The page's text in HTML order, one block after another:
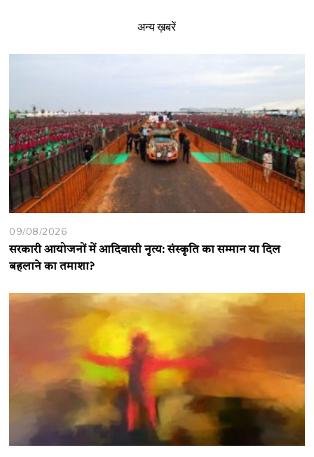
अन्य ख़बरें
09/08/2026
सरकारी आयोजनों में आदिवासी नृत्य: संस्कृति का सम्मान या दिल
बहलाने का तमाशा?